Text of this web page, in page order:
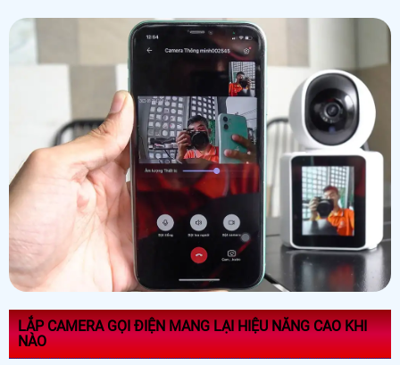
LẮP CAMERA GỌI ĐIỆN MANG LẠI HIỆU NĂNG CAO KHI
NÀO